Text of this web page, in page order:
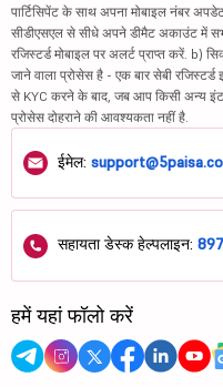
पार्टिसिपेंट के साथ अपना मोबाइल नंबर
सीडीएसएल से सीधे अपने डीमैट अकाउंट में
रजिस्टर्ड मोबाइल पर अलर्ट प्राप्त करें. b)
जाने वाला प्रोसेस है - एक बार सेबी
से KYC करने के बाद, जब आप किसी अन्य
प्रोसेस दोहराने की आवश्यकता नहीं है.
ईमेल:
सहायता डेस्क हेल्पलाइन:
हमें यहां फॉलो करें